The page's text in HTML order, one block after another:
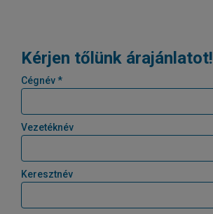
Kérjen tőlünk árajánlatot!
Cégnév *
Vezetéknév
Keresztnév